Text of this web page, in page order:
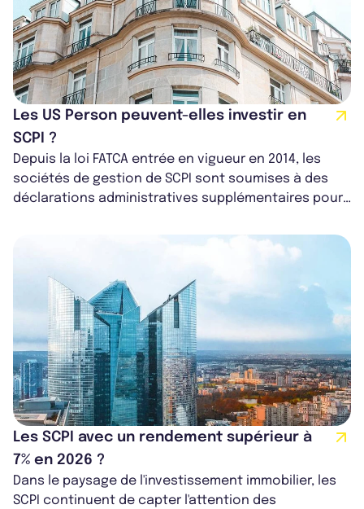
Les US Person peuvent-elles investir en
SCPI ?
Depuis la loi FATCA entrée en vigueur en 2014, les
sociétés de gestion de SCPI sont soumises à des
déclarations administratives supplémentaires pour
Les SCPI avec un rendement supérieur à
7% en 2026 ?
Dans le paysage de l'investissement immobilier, les
SCPI continuent de capter l'attention des